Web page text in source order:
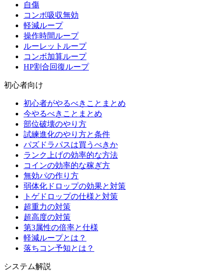
自傷
コンボ吸収無効
軽減ループ
操作時間ループ
ルーレットループ
コンボ加算ループ
HP割合回復ループ
初心者向け
初心者がやるべきことまとめ
今やるべきことまとめ
部位破壊のやり方
試練進化のやり方と条件
パズドラパスは買うべきか
ランク上げの効率的な方法
コインの効率的な稼ぎ方
無効パの作り方
弱体化ドロップの効果と対策
トゲドロップの仕様と対策
超重力の対策
超高度の対策
第3属性の倍率と仕様
軽減ループとは？
落ちコン予知とは？
システム解説